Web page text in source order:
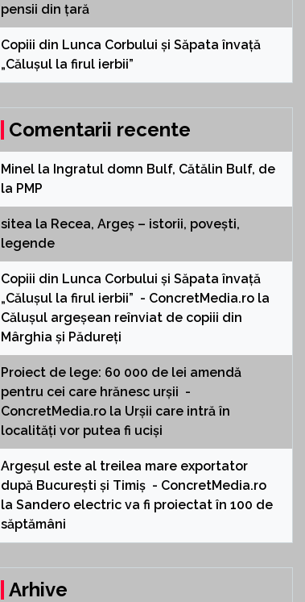
pensii din țară
Copiii din Lunca Corbului și Săpata învață
„Călușul la firul ierbii”
Comentarii recente
Minella Ingratul domn Bulf, Cătălin Bulf, de
la PMP
sitea la Recea, Argeș – istorii, povești,
legende
Copiii din Lunca Corbului și Săpata învață
„Călușul la firul ierbii” - ConcretMedia.rola
Călușul argeșean reînviat de copiii din
Mârghia și Pădureți
Proiect de lege: 60 000 de lei amendă
pentru cei care hrănesc urșii -
ConcretMedia.rola Urșii care intră în
localități vor putea fi uciși
Argeșul este al treilea mare exportator
după București și Timiș - ConcretMedia.ro
la Sandero electric va fi proiectat în 100 de
săptămâni
Arhive